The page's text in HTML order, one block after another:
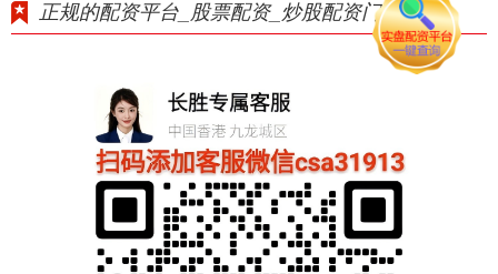
正规的配资平台_股票配资_炒股配资门户